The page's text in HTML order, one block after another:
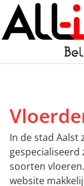
In de stad Aalst
soorten
website